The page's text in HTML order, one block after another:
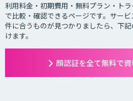
利用料金・初期費用・無料プラン・ト
で比較・確認できるページです。サー
件に合うものが見つかりましたら、下
けます。
顔認証を全て無料で